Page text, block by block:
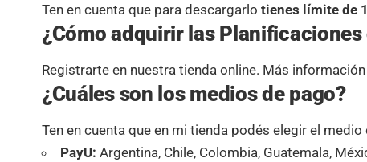
Ten en cuenta que para descargarlo tienes límite de
¿Cómo adquirir las
Registrarte en nuestra tienda online. Más
¿Cuáles son los medios de pago?
Ten en cuenta que en mi tienda podés elegir el
PayU: Argentina, Chile, Colombia, Guatemala,